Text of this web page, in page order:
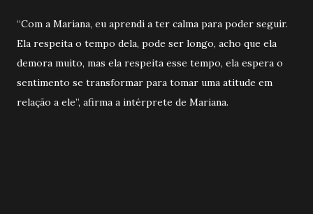
“Com a Mariana, eu aprendi a ter calma para poder seguir.
Ela respeita o tempo dela, pode ser longo, acho que ela
demora muito, mas ela respeita esse tempo, ela espera o
sentimento se transformar para tomar uma atitude em
relação a ele”, afirma a intérprete de Mariana.